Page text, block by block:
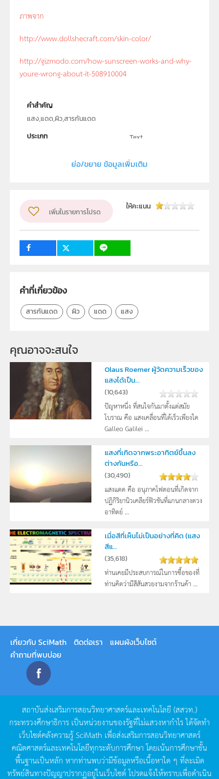
ภาพจาก
http://www.dollshecraft.com/skin-color/
http://gizmodo.com/how-sunscreen-works-and-why-
youre-wrong-about-it-508910004
คำสำคัญ
แสง,แดด,ผิว,สารกันแดด
ประเภท
Text
สถาบันส่งเสริมการสอนวิทยาศาสตร์และเทคโนโลยี
วิชา
วิทยาศาสตร์ทั่วไป
กลุ่มเป้าหมาย
ย่อ/ขยาย ข้อมูลเพิ่มเติม
เพิ่มในรายการโปรด
ให้คะแนน
คำที่เกี่ยวข้อง
สารกันแดด ผิว แดด แสง
คุณอาจจะสนใจ
Olaus Roemer ผู้วัดความเร็วของ
แสงได้เป็น...
(10,643)
ปัญหาหนึ่ง ที่สนใจกันมาตั้งแต่สมัย
โบราณ คือ แสงเคลื่อนที่ได้เร็วเพียงใด
Galleo Galilei ...
แสงที่เกิดจากพระอาทิตย์ขึ้นลง
ต่างกันหรือ...
(30,490)
แสงแดด คือ อนุภาคโฟตอนที่เกิดจาก
ปฏิกิริยานิวเคลียร์ฟิวชันที่แกนกลางดวง
อาทิตย์ ...
เมื่อสีที่เห็นไม่เป็นอย่างที่คิด (แสง
สีแ...
(35,618)
ท่านเคยมีประสบการณ์ในการซื้อของที่
ท่านคิดว่ามีสีสันสวยงามจากร้านค้า ...
เกี่ยวกับ SciMath ติดต่อเรา
แผนผังเว็บไซต์
คำถามที่พบบ่อย
สถาบันส่งเสริมการสอนวิทยาศาสตร์และเทคโนโลยี (สสวท.)
กระทรวงศึกษาธิการ เป็นหน่วยงานของรัฐที่ไม่แสวงหากำไรได้จัดทำ
เว็บไซต์คลังความรู้SciMath เพื่อส่งเสริมการสอนวิทยาศาสตร์
คณิตศาสตร์และเทคโนโลยีทุกระดับการศึกษา โดยเน้นการศึกษาขั้น
พื้นฐานเป็นหลัก หากท่านพบว่ามีข้อมูลหรือเนื้อหาใด ๆ ที่ละเมิด
ทรัพย์สินทางปัญญาปรากฏอยู่ในเว็บไซต์โปรดแจ้งให้ทราบเพื่อดำเนิน